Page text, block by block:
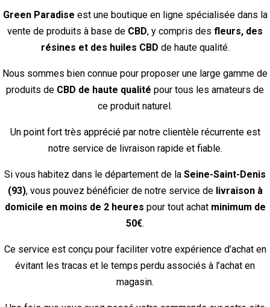
Green Paradise est une boutique en ligne spécialisée dans la
vente de produits à base de CBD, y compris des fleurs, des
résines et des huiles CBD de haute qualité.
Nous sommes bien connue pour proposer une large gamme de
produits de CBD de haute qualité pour tous les amateurs de
ce produit naturel.
Un point fort très apprécié par notre clientèle récurrente est
notre service de livraison rapide et fiable.
Si vous habitez dans le département de la Seine-Saint-Denis
(93), vous pouvez bénéficier de notre service de livraison à
domicile en moins de 2 heures pour tout achat minimum de
50€.
Ce service est conçu pour faciliter votre expérience d’achat en
évitant les tracas et le temps perdu associés à l’achat en
magasin.